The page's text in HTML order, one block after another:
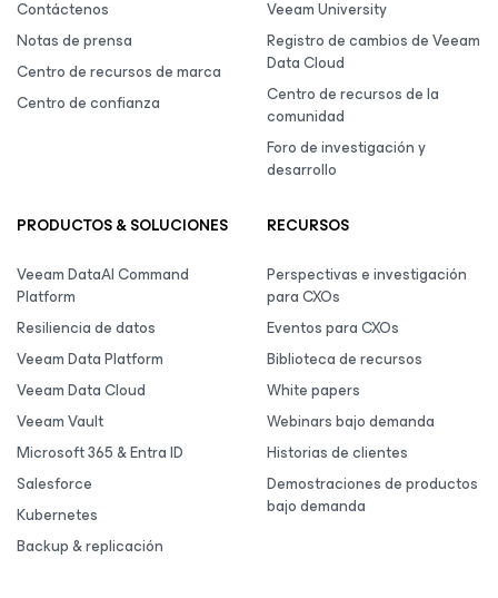
Contáctenos
Notas de prensa
Centro de recursos de marca
Centro de confianza
Veeam University
Registro de cambios de Veeam
Data Cloud
Centro de recursos de la
comunidad
Foro de investigación y
desarrollo
PRODUCTOS & SOLUCIONES
Veeam DataAI Command
Platform
Resiliencia de datos
Veeam Data Platform
Veeam Data Cloud
Veeam Vault
Microsoft 365 & Entra ID
Salesforce
Kubernetes
Backup & replicación
RECURSOS
Perspectivas e investigación
para CXOs
Eventos para CXOs
Biblioteca de recursos
White papers
Webinars bajo demanda
Historias de clientes
Demostraciones de productos
bajo demanda